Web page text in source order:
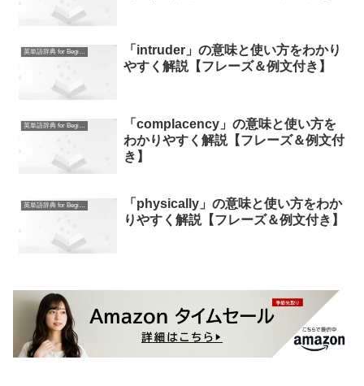
英単語辞典 for Beginners
「intruder」の意味と使い方をわかり
やすく解説【フレーズ＆例文付き】
英単語辞典 for Beginners
「complacency」の意味と使い方を
わかりやすく解説【フレーズ＆例文付
き】
英単語辞典 for Beginners
「physically」の意味と使い方をわか
りやすく解説【フレーズ＆例文付き】